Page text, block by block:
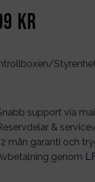
kr
support via
&
mån garanti och
genom